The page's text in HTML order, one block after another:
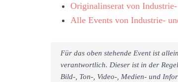
Originalinserat von
Alle Events von Industrie-
Für das oben stehende Event ist
verantwortlich. Dieser ist in der
Bild-, Ton-, Video-, Medien- und